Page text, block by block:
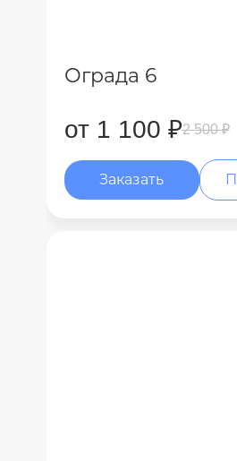
Ограда 6
от 1 100 ₽2 500 ₽
Заказать